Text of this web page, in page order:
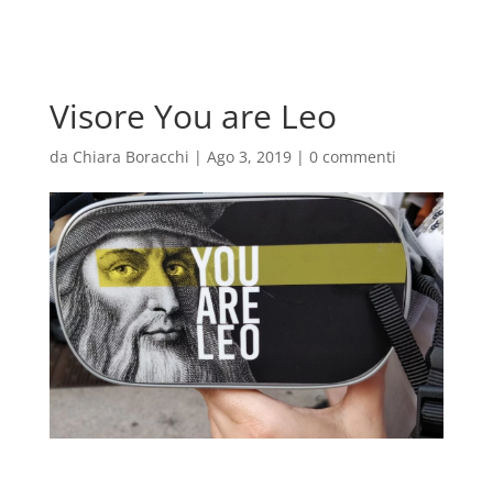
Visore You are Leo
da Chiara Boracchi | Ago 3, 2019| 0 commenti